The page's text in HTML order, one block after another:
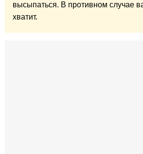
высыпаться. В противном случае
хватит.